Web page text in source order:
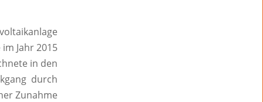
Jahr 2015
in den
durch
Zunahme